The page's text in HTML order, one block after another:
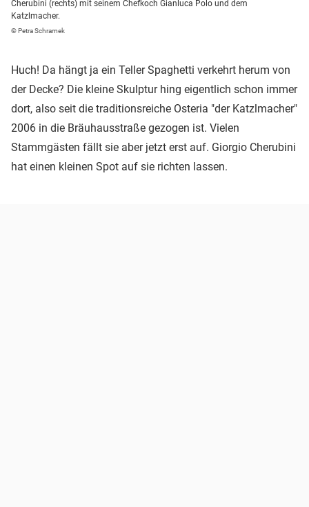
Cherubini (rechts) mit seinem Chefkoch Gianluca Polo und dem
Katzlmacher.
© Petra Schramek
Huch! Da hängt ja ein Teller Spaghetti verkehrt herum von
der Decke? Die kleine Skulptur hing eigentlich schon immer
dort, also seit die traditionsreiche Osteria "der Katzlmacher"
2006 in die Bräuhausstraße gezogen ist. Vielen
Stammgästen fällt sie aber jetzt erst auf. Giorgio Cherubini
hat einen kleinen Spot auf sie richten lassen.